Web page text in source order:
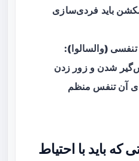
باید فردی‌سازی
تنفسی (والسالوا):
شدن و زور زدن
آن تنفس منظم
که باید با احتیاط